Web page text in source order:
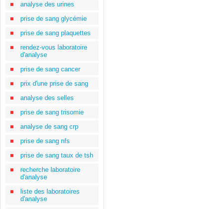
analyse des urines
prise de sang glycémie
prise de sang plaquettes
rendez-vous laboratoire
d'analyse
prise de sang cancer
prix d'une prise de sang
analyse des selles
prise de sang trisomie
analyse de sang crp
prise de sang nfs
prise de sang taux de tsh
recherche laboratoire
d'analyse
liste des laboratoires
d'analyse